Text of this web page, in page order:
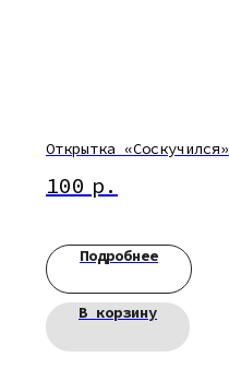
Открытка «Соскучился»
100 р.
Подробнее
В корзину